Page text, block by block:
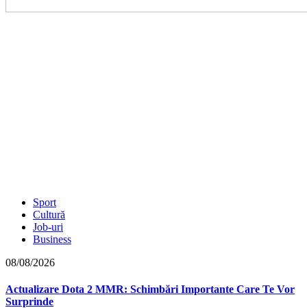
Sport
Cultură
Job-uri
Business
08/08/2026
Actualizare Dota 2 MMR: Schimbări Importante Care Te Vor
Surprinde